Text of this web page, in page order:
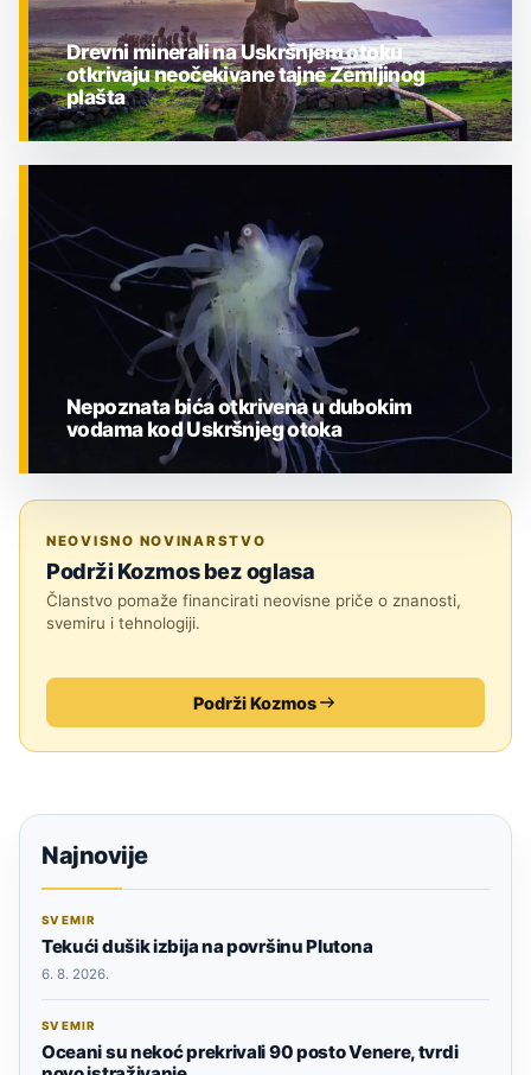
Drevni minerali na Uskršnjem otoku
otkrivaju neočekivane tajne Zemljinog
plašta
Nepoznata bića otkrivena u dubokim
vodama kod Uskršnjeg otoka
NEOVISNO NOVINARSTVO
Podrži Kozmos bez oglasa
Članstvo pomaže financirati neovisne priče o znanosti,
svemiru i tehnologiji.
Podrži Kozmos
Najnovije
SVEMIR
Tekući dušik izbija na površinu Plutona
6. 8. 2026.
SVEMIR
Oceani su nekoć prekrivali 90 posto Venere, tvrdi